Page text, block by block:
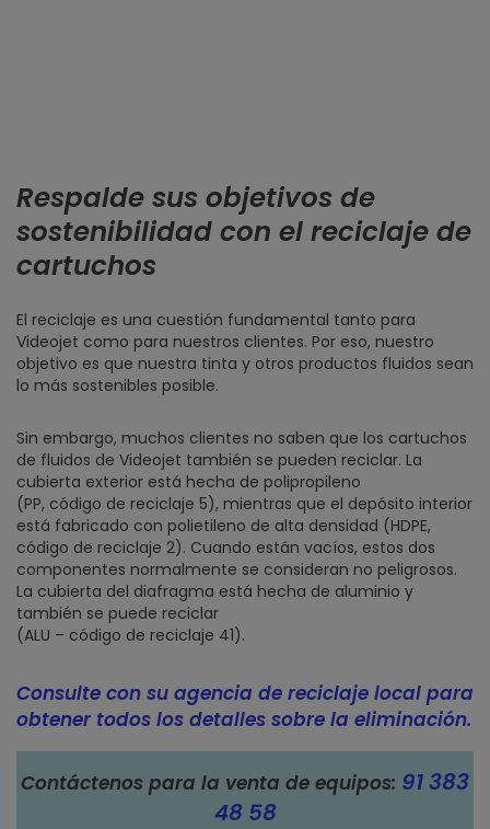
Respalde sus objetivos de
sostenibilidad con el reciclaje de
cartuchos
El reciclaje es una cuestión fundamental tanto para
Videojet como para nuestros clientes. Por eso, nuestro
objetivo es que nuestra tinta y otros productos fluidos sean
lo más sostenibles posible.
Sin embargo, muchos clientes no saben que los cartuchos
de fluidos de Videojet también se pueden reciclar. La
cubierta exterior está hecha de polipropileno
(PP, código de reciclaje 5), mientras que el depósito interior
está fabricado con polietileno de alta densidad (HDPE,
código de reciclaje 2). Cuando están vacíos, estos dos
componentes normalmente se consideran no peligrosos.
La cubierta del diafragma está hecha de aluminio y
también se puede reciclar
(ALU – código de reciclaje 41).
Consulte con su agencia de reciclaje local para
obtener todos los detalles sobre la eliminación.
Contáctenos para la venta de equipos: 91 383
48 58